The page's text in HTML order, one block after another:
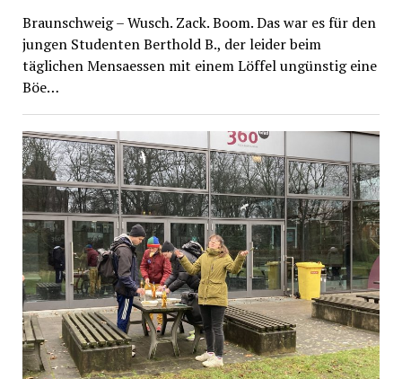
Braunschweig – Wusch. Zack. Boom. Das war es für den
jungen Studenten Berthold B., der leider beim
täglichen Mensaessen mit einem Löffel ungünstig eine
Böe…